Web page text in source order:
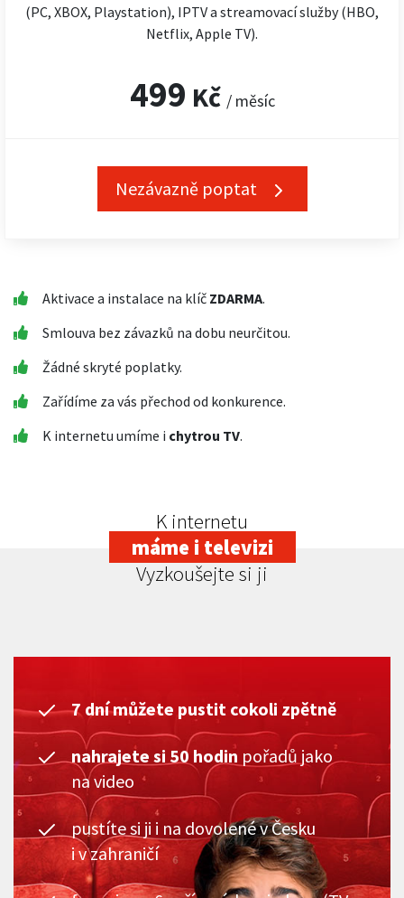
(PC, XBOX, Playstation), IPTV a streamovací služby (HBO,
Netflix, Apple TV).
499 Kč / měsíc
Nezávazně poptat
Aktivace a instalace na klíč ZDARMA.
Smlouva bez závazků na dobu neurčitou.
Žádné skryté poplatky.
Zařídíme za vás přechod od konkurence.
K internetu umíme i chytrou TV.
K internetu
máme i televizi
Vyzkoušejte si ji
7 dní můžete pustit cokoli zpětně
nahrajete si 50 hodin pořadů jako
na video
pustíte si ji i na dovolené v Česku
i v zahraničí